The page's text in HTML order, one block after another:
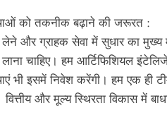
को तकनीक बढ़ाने की जरूरत :
लेने और ग्राहक सेवा में सुधार का
लाना चाहिए। हम आर्टिफिशियल
भी इसमें निवेश करेंगी। हम एक ही
और मूल्य स्थिरता विकास में